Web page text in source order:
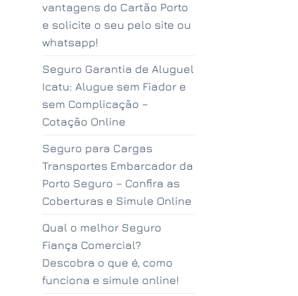
vantagens do Cartão Porto
e solicite o seu pelo site ou
whatsapp!
Seguro Garantia de Aluguel
Icatu: Alugue sem Fiador e
sem Complicação –
Cotação Online
Seguro para Cargas
Transportes Embarcador da
Porto Seguro – Confira as
Coberturas e Simule Online
Qual o melhor Seguro
Fiança Comercial?
Descobra o que é, como
funciona e simule online!